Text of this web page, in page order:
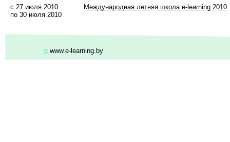
с 27 июля 2010
по 30 июля 2010
Международная летняя школа e-learning 2010
© www.e-learning.by